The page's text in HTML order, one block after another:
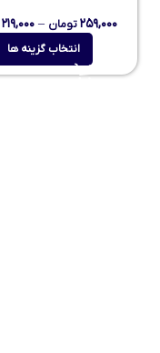
۲۵۹,۰۰۰تومان – ۲۱۹,۰۰۰
انتخاب گزینه ها